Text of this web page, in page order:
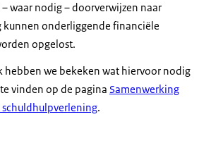
waar nodig – doorverwijzen naar
onderliggende financiële
opgelost.
hebben we bekeken wat hiervoor nodig
vinden op de pagina Samenwerking
schuldhulpverlening.